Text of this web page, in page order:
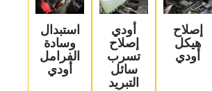
‏إصلاح
هيكل
أودي‏
‏أودي
إصلاح
تسرب
سائل
التبريد‏
‏استبدال
وسادة
الفرامل
أودي‏